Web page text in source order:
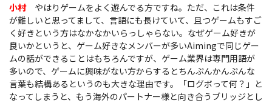
小村やはりゲームをよく遊んでる方ですね。ただ、これは条件
が難しいと思ってまして、言語にも長けていて、且つゲームもすご
く好きという方はなかなかいらっしゃらない。なぜゲーム好きが
良いかというと、ゲーム好きなメンバーが多いAimingで同じゲー
ムの話ができることはもちろんですが、ゲーム業界は専門用語が
多いので、ゲームに興味がない方からするとちんぷんかんぷんな
言葉も結構あるというのも大きな理由です。「ログボって何？」と
なってしまうと、もう海外のパートナー様と向き合うブリッジとし